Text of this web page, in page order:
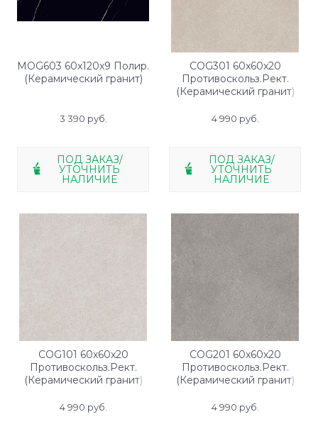
MOG603 60x120x9 Полир.
(Керамический гранит)
3 390 руб.
ПОД ЗАКАЗ/
УТОЧНИТЬ
НАЛИЧИЕ
COG301 60x60x20
Противоскольз.Рект.
(Керамический гранит)
4 990 руб.
ПОД ЗАКАЗ/
УТОЧНИТЬ
НАЛИЧИЕ
COG101 60x60x20
Противоскольз.Рект.
(Керамический гранит)
4 990 руб.
COG201 60x60x20
Противоскольз.Рект.
(Керамический гранит)
4 990 руб.